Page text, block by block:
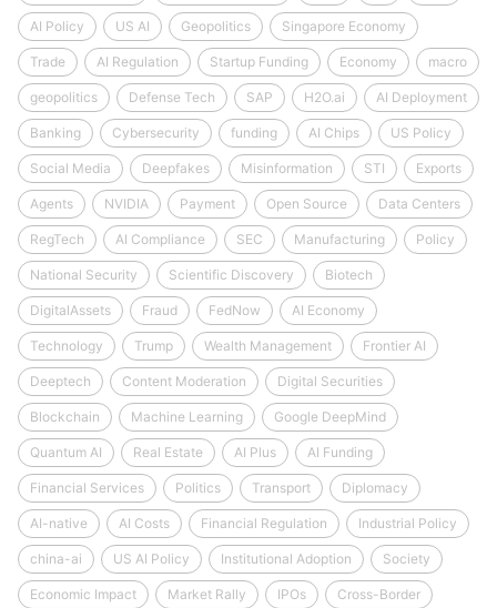
AI Policy US AI Geopolitics Singapore Economy
Trade AI Regulation Startup Funding Economy macro
geopolitics Defense Tech SAP H2O.ai AI Deployment
Banking Cybersecurity funding AI Chips US Policy
Social Media Deepfakes Misinformation STI Exports
Agents NVIDIA Payment Open Source Data Centers
RegTech AI Compliance SEC Manufacturing Policy
National Security Scientific Discovery Biotech
DigitalAssets Fraud FedNow AI Economy
Technology Trump Wealth Management Frontier AI
Deeptech Content Moderation Digital Securities
Blockchain Machine Learning Google DeepMind
Quantum AI Real Estate AI Plus AI Funding
Financial Services Politics Transport Diplomacy
AI-native AI Costs Financial Regulation Industrial Policy
china-ai US AI Policy Institutional Adoption Society
Economic Impact Market Rally IPOs Cross-Border